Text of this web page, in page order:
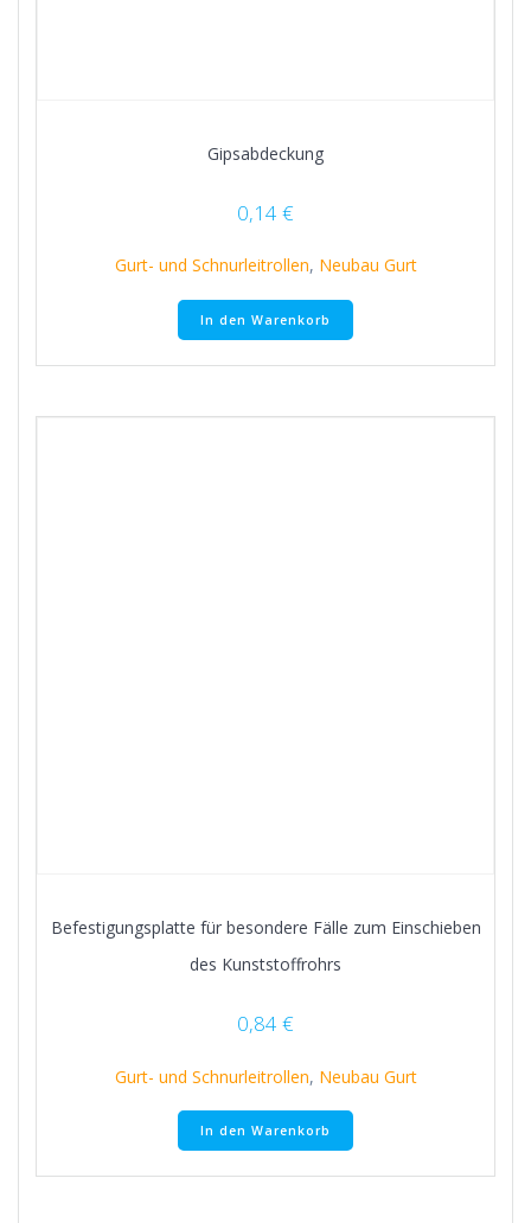
Gipsabdeckung
0,14 €
Gurt- und Schnurleitrollen, Neubau Gurt
In den Warenkorb
Befestigungsplatte für besondere Fälle zum Einschieben
des Kunststoffrohrs
0,84 €
Gurt- und Schnurleitrollen, Neubau Gurt
In den Warenkorb